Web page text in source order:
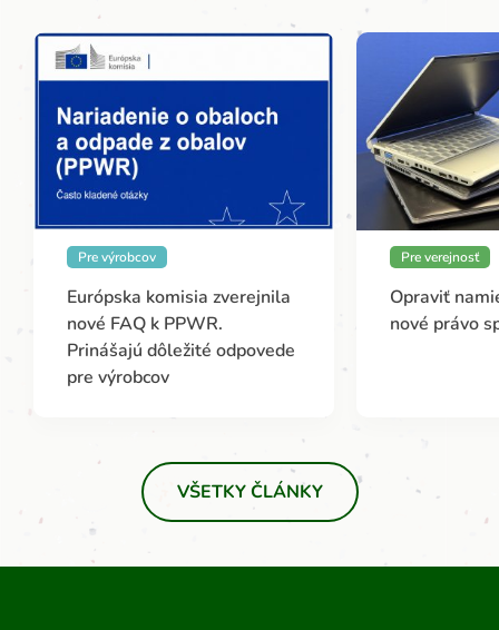
Pre výrobcov
Európska komisia zverejnila
nové FAQ k PPWR.
Prinášajú dôležité odpovede
pre výrobcov
Pre verejnosť
Opraviť
nové právo
VŠETKY ČLÁNKY